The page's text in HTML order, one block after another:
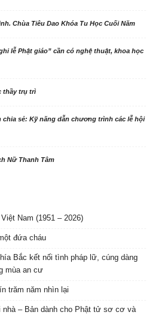
Chùa Tiêu Dao Khóa Tu Học Cuối Năm
lễ Phật giáo” cần có nghệ thuật, khoa học
thầy trụ trì
chia sẻ: Kỹ năng dẫn chương trình các lễ hội
Nữ Thanh Tâm
Nam (1951 – 2026)
đứa cháu
Bắc kết nối tình pháp lữ, cúng dàng
mùa an cư
trăm năm nhìn lại
nhà – Bản dành cho Phật tử sơ cơ và